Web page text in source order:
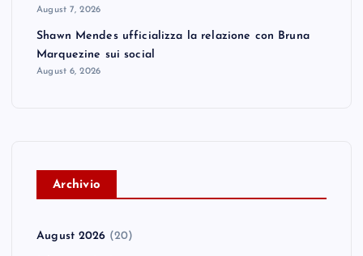
August 7, 2026
Shawn Mendes ufficializza la relazione con Bruna
Marquezine sui social
August 6, 2026
Archivio
August 2026 (20)